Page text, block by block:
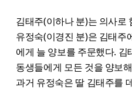
김태주(이하나 분)는 의사로
유정숙(이경진 분)은 김태주
에게 늘 양보를 주문했다. 김
동생들에게 모든 것을 양보
과거 유정숙은 딸 김태주를